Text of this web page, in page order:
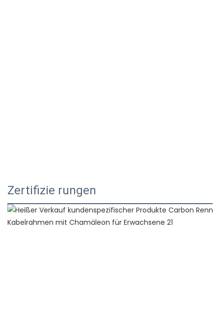
Zertifizie rungen